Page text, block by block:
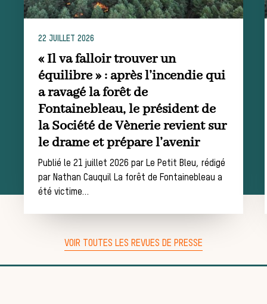
chasse
Les missions de la Société de Vènerie
Assister à une chasse à courre
Déroulement
d’une journée
de chasse
Trouver un
22 JUILLET 2026
« Il va falloir trouver un
équilibre » : après l’incendie qui
a ravagé la forêt de
Fontainebleau, le président de
la Société de Vènerie revient sur
le drame et prépare l’avenir
Publié le 21 juillet 2026 par Le Petit Bleu, rédigé
par Nathan Cauquil La forêt de Fontainebleau a
été victime…
VOIR TOUTES LES REVUES DE PRESSE